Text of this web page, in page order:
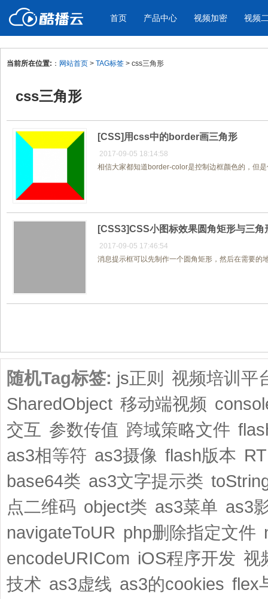
首页 产品中心
产品与新功能
教学课程全终端视频加密
防下载/防盗录/防录屏/防篡改
免费稳定无广
帮助企业视频
视频加密 视频
应用场景
色
为个人网站、博客论坛，添加视频
内容
当前所在位置: ： 网站首页 > TAG标签 > css三角形
css三角形
[CSS]用css中的border画三角形
2017-09-05 18:14:58
相信大家都知道border-color是控制边框颜色的，但
[CSS3]CSS小图标效果圆角矩形与三角
2017-09-05 17:46:54
消息提示框可以先制作一个圆角矩形，然后在需要的
随机Tag标签: js正则
视频培训平
SharedObject 移动端视频
交互 参数传值 跨域策略文件
as3相等符 as3摄像 flash版本
base64类 as3文字提示类
点二维码 object类 as3菜单 as3
navigateToUR php删除指定文件
encodeURICom iOS程序开发 视
技术 as3虚线 as3的cookies flex